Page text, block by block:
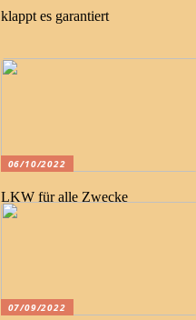
klappt es garantiert
06/10/2022
LKW für alle Zwecke
07/09/2022